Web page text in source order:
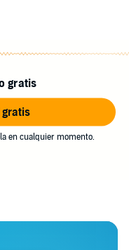
gratis
en cualquier momento.